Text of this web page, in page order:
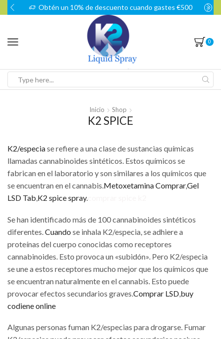
Obtén un 10% de descuento cuando gastes €500
0
Inicio Shop
K2 SPICE
K2/especiase refiere a una clase de sustancias químicas
llamadas cannabinoides sintéticos. Estos químicos se
fabrican en el laboratorio y son similares a los químicos que
se encuentran en el cannabis.Metoxetamina Comprar,Gel
LSD Tab,K2 spice spray.
Se han identificado más de 100 cannabinoides sintéticos
diferentes. Cuando se inhala K2/especia, se adhiere a
proteínas del cuerpo conocidas como receptores
cannabinoides. Esto provoca un «subidón». Pero K2/especia
se une a estos receptores mucho mejor que los químicos que
se encuentran naturalmente en el cannabis. Esto puede
provocar efectos secundarios graves. Comprar LSD buy
codiene online
Algunas personas fuman K2/especias para drogarse. Fumar